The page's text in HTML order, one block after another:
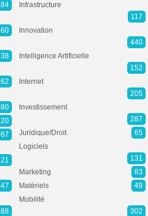
84
20
67
Infrastructure
117
Innovation
440
Intelligence Artificielle
152
Internet
205
Investissement
287
Juridique/Droit
65
Logiciels
131
Marketing
83
Matériels
49
Mobilité
302